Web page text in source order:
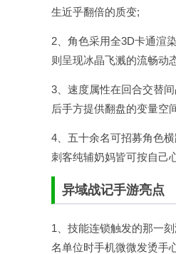
生近乎翻倍的质变;
2、角色采用全3D卡通渲
则呈现冰晶飞溅的流畅动
3、速度属性在回合交替
后手方提供翻盘的变量空
4、五十余名可招募角色
刺客纯辅奶妈皆可按自己
异域战记手游亮点
1、技能连锁触发的那一
名单位时手机微微发烫手